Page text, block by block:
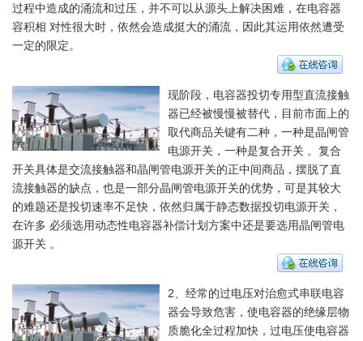
过程中造成的涌流和过压，并不可以从源头上解决困难，在电容器
容积相 对性很大时，依然会造成挺大的涌流，因此其运用依然遭受
一定的限定。
现阶段，电容器投切专用型直流接触
器已经被慢慢被替代，目前市面上的
取代商品关键有二种，一种是晶闸管
电源开关，一种是复合开关 。复合
开关具体是交流接触器和晶闸管电源开关的正中间商品，摆脱了直
流接触器的缺点，也是一部分晶闸管电源开关的优势，可是其较大
的难题还是投切速率不足快，依然归属于静态数据投切电源开关，
在许多 必须选用动态性电容器补偿计划方案中还是要选用晶闸管电
源开关 。
2、经常的过电压对治愈式串联电容
器会导致危害，使电容器的绝缘层物
质脆化全过程加快，过电压使电容器